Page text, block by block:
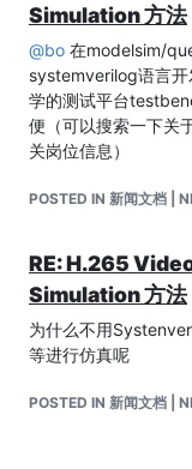
Simulation 方法
@bo 在modelsim/
systemverilog语言
学的测试平台
便（可以搜索一下关
关岗位信息）
POSTED IN 新闻文档 |
RE: H.265
Simulation 方法
为什么不用
等进行仿真呢
POSTED IN 新闻文档 |